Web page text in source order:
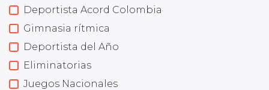
Deportista Acord Colombia
Gimnasia rítmica
Deportista del Año
Eliminatorias
Juegos Nacionales